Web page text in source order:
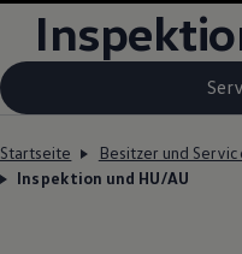
Startseite Besitzer und
Inspektion und HU/AU